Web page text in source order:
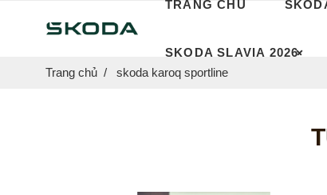
TRANG CHỦ
SKODA SLAVIA 2026
Trang chủ skoda karoq sportline